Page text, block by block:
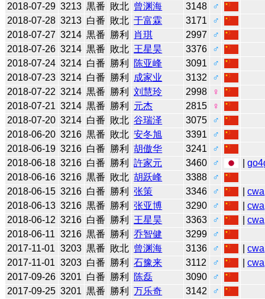
2018-07-29 3213 黒番 敗北 曾渊海 3148
♂
2018-07-28 3213 白番 敗北 于富霖 3171
♂
2018-07-27 3214 黒番 勝利 肖琪 2997
♂
2018-07-26 3214 黒番 敗北 王星昊 3376
♂
2018-07-24 3214 白番 勝利 陈亚峰 3091
♂
2018-07-23 3214 白番 勝利 成家业 3132
♂
2018-07-22 3214 黒番 勝利 刘慧玲 2998
♀
2018-07-21 3214 黒番 勝利 元杰 2815
♀
2018-07-20 3214 白番 敗北 谷瑞泽 3075
♂
2018-06-20 3216 黒番 敗北 安冬旭 3391
♂
2018-06-19 3216 白番 勝利 胡傲华 3241
♂
2018-06-18 3216 白番 勝利 許家元 3460 ♂ |
2018-06-16 3216 黒番 敗北 胡跃峰 3388
♂
2018-06-15 3216 白番 勝利 张策 3346 ♂ |cwa
2018-06-13 3216 黒番 勝利 张亚博 3290 ♂ |cwa
2018-06-12 3216 白番 勝利 王星昊 3363 ♂ |cwa
2018-06-11 3216 黒番 勝利 乔智健 3299
♂
2017-11-01 3203 黒番 敗北 曾渊海 3136 ♂ |cwa
2017-11-01 3203 白番 勝利 石豫来 3112 ♂ |cwa
2017-09-26 3201 白番 勝利 陈磊 3090
♂
2017-09-25 3201 黒番 勝利 万乐奇 3142
♂